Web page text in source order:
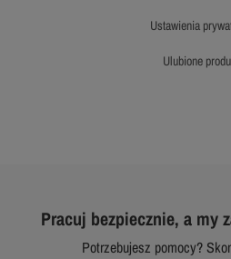
ustawienia
ulubione
Pracuj bezpiecznie, a my
Potrzebujesz pomocy?